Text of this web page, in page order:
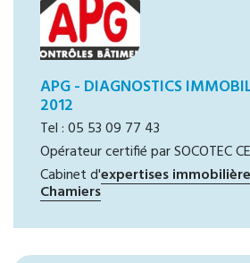
APG - DIAGNOSTICS
2012
Tel : 05 53 09 77 43
Opérateur certifié par SOCOTEC
Cabinet d'expertises
Chamiers